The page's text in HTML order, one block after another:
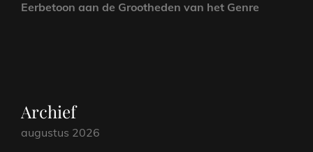
Eerbetoon aan de Grootheden van het Genre
Archief
augustus 2026